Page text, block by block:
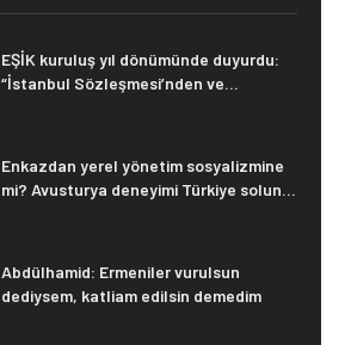
EŞİK kuruluş yıl dönümünde duyurdu:
“İstanbul Sözleşmesi’nden ve
Enkazdan yerel yönetim sosyalizmine
mi? Avusturya deneyimi Türkiye soluna
Abdülhamid: Ermeniler vurulsun
dediysem, katliam edilsin demedim